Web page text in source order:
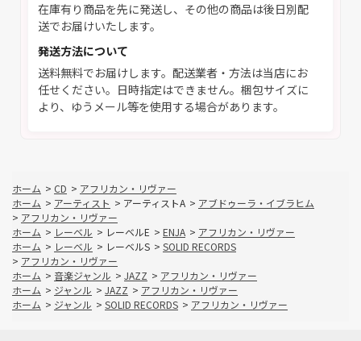
在庫有り商品を先に発送し、その他の商品は後日別配
送でお届けいたします。
発送方法について
送料無料でお届けします。配送業者・方法は当店にお
任せください。日時指定はできません。梱包サイズに
より、ゆうメール等を使用する場合があります。
ホーム > CD > アフリカン・リヴァー
ホーム > アーティスト > アーティストA > アブドゥーラ・イブラヒム
> アフリカン・リヴァー
ホーム > レーベル > レーベルE > ENJA > アフリカン・リヴァー
ホーム > レーベル > レーベルS > SOLID RECORDS
> アフリカン・リヴァー
ホーム > 音楽ジャンル > JAZZ > アフリカン・リヴァー
ホーム > ジャンル > JAZZ > アフリカン・リヴァー
ホーム > ジャンル > SOLID RECORDS > アフリカン・リヴァー